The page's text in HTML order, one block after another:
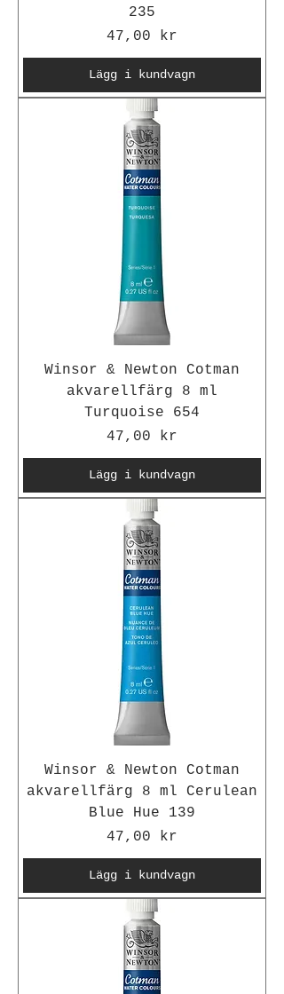
235
Pris
47,00 kr
Lägg i kundvagn
Winsor & Newton Cotman
akvarellfärg 8 ml
Turquoise 654
Pris
47,00 kr
Lägg i kundvagn
Winsor & Newton Cotman
akvarellfärg 8 ml Cerulean
Blue Hue 139
Pris
47,00 kr
Lägg i kundvagn